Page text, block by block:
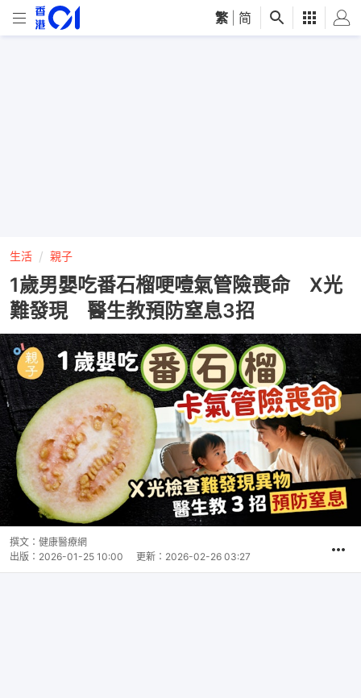
繁 简
生活 親子
1歲男嬰吃番石榴哽噎氣管險喪命 X光
難發現 醫生教預防窒息3招
撰文： 健康醫療網
出版： 2026-01-25 10:00 更新： 2026-02-26 03:27